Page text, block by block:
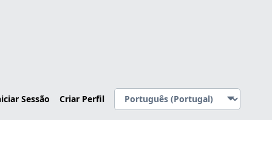
Sessão Criar Perfil